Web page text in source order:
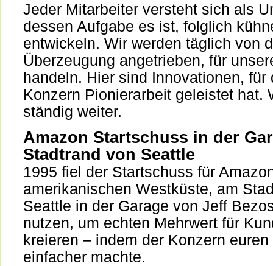
Jeder Mitarbeiter versteht sich als
dessen Aufgabe es ist, folglich
entwickeln. Wir werden täglich von
Überzeugung angetrieben, für
handeln. Hier sind Innovationen, für
Konzern Pionierarbeit geleistet hat.
ständig weiter.
Amazon Startschuss in der
Stadtrand von Seattle
1995 fiel der Startschuss für
amerikanischen Westküste, am
Seattle in der Garage von Jeff
nutzen, um echten Mehrwert für
kreieren – indem der Konzern
einfacher machte.